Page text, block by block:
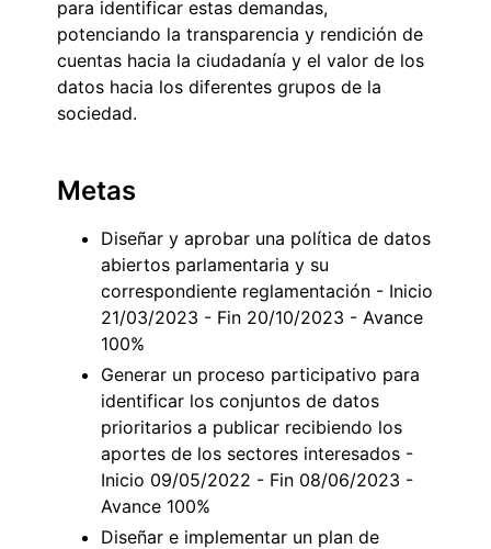
para identificar estas demandas,
potenciando la transparencia y rendición de
cuentas hacia la ciudadanía y el valor de los
datos hacia los diferentes grupos de la
sociedad.
Metas
Diseñar y aprobar una política de datos
abiertos parlamentaria y su
correspondiente reglamentación - Inicio
21/03/2023 - Fin 20/10/2023 - Avance
100%
Generar un proceso participativo para
identificar los conjuntos de datos
prioritarios a publicar recibiendo los
aportes de los sectores interesados -
Inicio 09/05/2022 - Fin 08/06/2023 -
Avance 100%
Diseñar e implementar un plan de